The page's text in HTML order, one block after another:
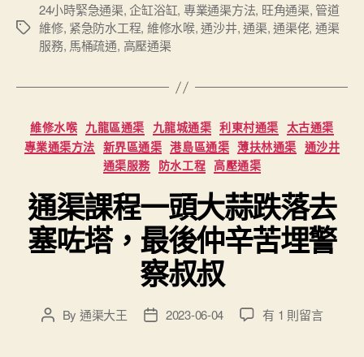
Tags
24小時緊急通渠,企缸浴缸, 專業通渠方法, 旺角通渠, 管道
維修, 紧急防水工程, 維修水喉,通沙井,通渠,通渠佬, 通渠
服務, 馬桶疏通, 高壓通渠
Categories
維修水喉 九龍區通渠 九龍城通渠 利東村通渠 太古通渠
專業通渠方法 新界區通渠 港島區通渠 薄扶林通渠 通沙井
通渠服務 防水工程 高壓通渠
通渠課程一頭大蒜跌落去
塞咗塔，最後仲辛苦埋警
察叔叔
PostBy 通渠大王
Post2023-06-04
在
有 1 則留言